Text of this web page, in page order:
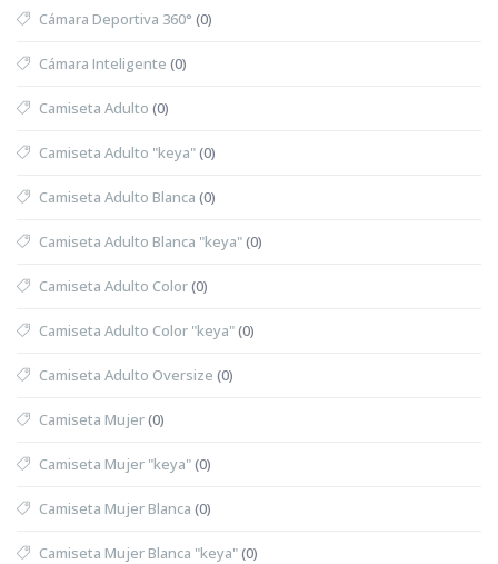
Cámara Deportiva 360° (0)
Cámara Inteligente (0)
Camiseta Adulto (0)
Camiseta Adulto "keya"(0)
Camiseta Adulto Blanca (0)
Camiseta Adulto Blanca "keya"(0)
Camiseta Adulto Color(0)
Camiseta Adulto Color "keya"(0)
Camiseta Adulto Oversize (0)
Camiseta Mujer(0)
Camiseta Mujer "keya"(0)
Camiseta Mujer Blanca (0)
Camiseta Mujer Blanca "keya"(0)